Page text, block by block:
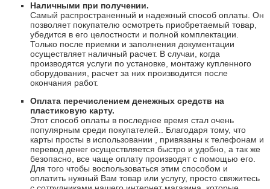
Наличными при получении.
Самый распространенный и надежный способ оплаты. Он
позволяет покупателю осмотреть приобретаемый товар,
убедится в его целостности и полной комплектации.
Только после приемки и заполнения документации
осуществляет наличный расчет. В случаи, когда
производятся услуги по установке, монтажу купленного
оборудования, расчет за них производится после
окончания работ.
Оплата перечислением денежных средств на
пластиковую карту.
Этот способ оплаты в последнее время стал очень
популярным среди покупателей.. Благодаря тому, что
карты просты в использовании , привязаны к телефонам и
перевод денег осуществляется быстро и удобно, а так же
безопасно, все чаще оплату производят с помощью его.
Для того чтобы воспользоваться этим способом и
оплатить нужный Вам товар или услугу, просто свяжитесь